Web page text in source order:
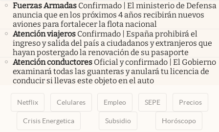
Fuerzas Armadas Confirmado | El ministerio de Defensa
anuncia que en los próximos 4 años recibirán nuevos
aviones para fortalecer la flota nacional
Atención viajeros Confirmado | España prohibirá el
ingreso y salida del país a ciudadanos y extranjeros que
hayan postergado la renovación de su pasaporte
Atención conductores Oficial y confirmado | El Gobierno
examinará todas las guanteras y anulará tu licencia de
conducir si llevas este objeto en el auto
Netflix Celulares Empleo SEPE Precios
Crisis Energetica Subsidio Horóscopo